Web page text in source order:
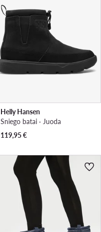
Helly Hansen
Sniego batai · Juoda
119,95€